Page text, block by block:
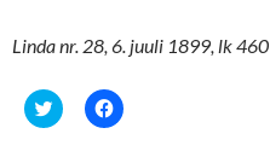
Linda nr. 28, 6. juuli 1899, lk 460
C
l
C
l